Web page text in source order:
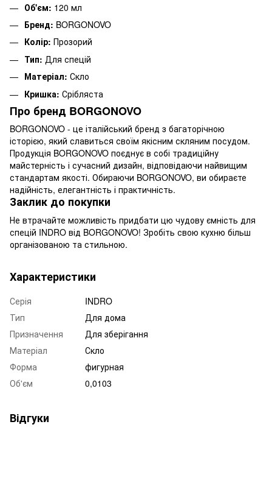
Об'єм: 120 мл
Бренд: BORGONOVO
Колір: Прозорий
Тип: Для спецій
Матеріал: Скло
Кришка: Срібляста
Про бренд BORGONOVO
BORGONOVO - це італійський бренд з багаторічною
історією, який славиться своїм якісним скляним посудом.
Продукція BORGONOVO поєднує в собі традиційну
майстерність і сучасний дизайн, відповідаючи найвищим
стандартам якості. Обираючи BORGONOVO, ви обираєте
надійність, елегантність і практичність.
Заклик до покупки
Не втрачайте можливість придбати цю чудову ємність для
спецій INDRO від BORGONOVO! Зробіть свою кухню більш
організованою та стильною.
Характеристики
Серія
INDRO
Тип
Для дома
Призначення
Для зберігання
Матеріал
Скло
Форма
фигурная
Об'єм
0,0103
Відгуки